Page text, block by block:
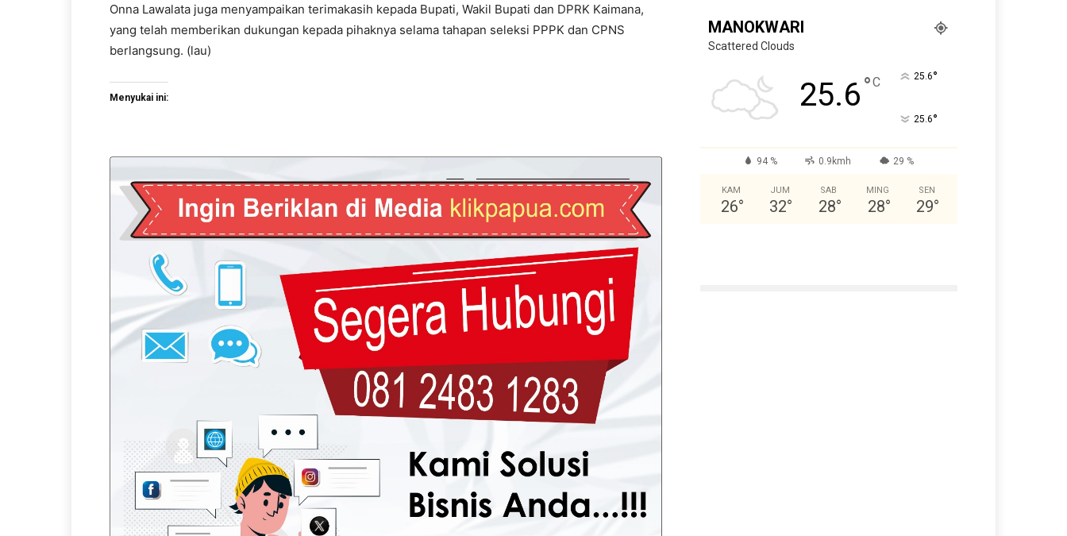
Onna Lawalata juga menyampaikan terimakasih kepada Bupati, Wakil Bupati dan DPRK Kaimana,
yang telah memberikan dukungan kepada pihaknya selama tahapan seleksi PPPK dan CPNS
berlangsung. (lau)
Menyukai ini:
MANOKWARI
Scattered Clouds
25.6°C 25.6°
25.6°
94 % 0.9kmh 29 %
KAM
26°
JUM
32°
SAB
28°
MING
28°
SEN
29°